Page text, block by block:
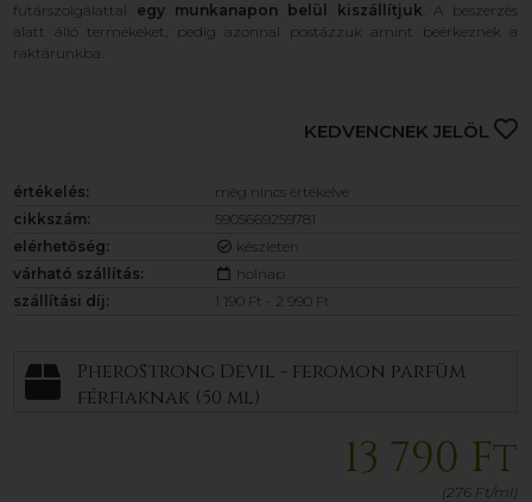
futárszolgálattal egy munkanapon belül kiszállítjuk . A beszerzés
alatt álló termékeket, pedig azonnal postázzuk amint beérkeznek a
raktárunkba.
KEDVENCNEK JELÖL
értékelés:
még nincs értékelve
cikkszám:
5905669259781
elérhetőség:
készleten
várható szállítás:
holnap
szállítási díj:
1 190 Ft - 2 990 Ft
PheroStrong Devil - feromon parfüm
férfiaknak (50 ml)
13 790 Ft
(276 Ft/ml)